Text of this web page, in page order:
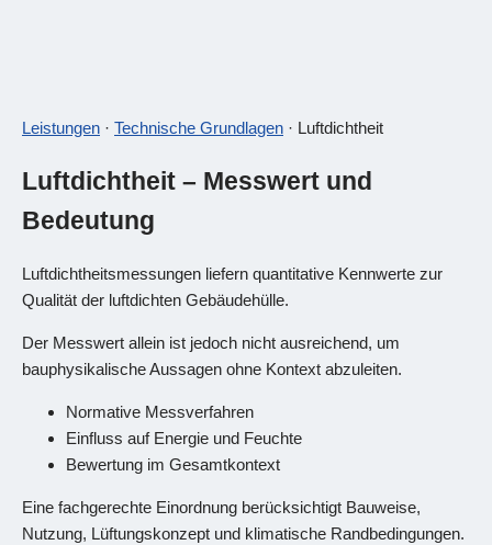
Leistungen · Technische Grundlagen · Luftdichtheit
Luftdichtheit – Messwert und
Bedeutung
Luftdichtheitsmessungen liefern quantitative Kennwerte zur
Qualität der luftdichten Gebäudehülle.
Der Messwert allein ist jedoch nicht ausreichend, um
bauphysikalische Aussagen ohne Kontext abzuleiten.
Normative Messverfahren
Einfluss auf Energie und Feuchte
Bewertung im Gesamtkontext
Eine fachgerechte Einordnung berücksichtigt Bauweise,
Nutzung, Lüftungskonzept und klimatische Randbedingungen.